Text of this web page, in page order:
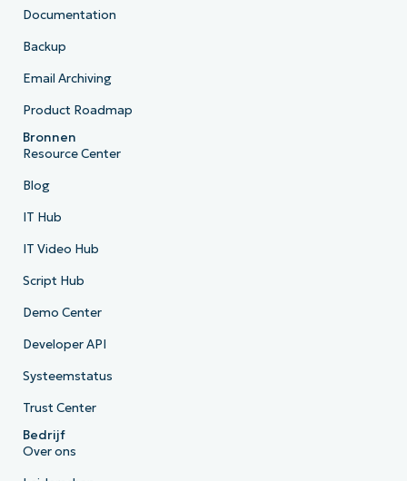
Documentation
Backup
Email Archiving
Product Roadmap
Bronnen
Resource Center
Blog
IT Hub
IT Video Hub
Script Hub
Demo Center
Developer API
Systeemstatus
Trust Center
Bedrijf
Over ons